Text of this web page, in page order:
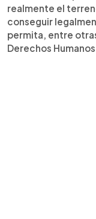
realmente el
conseguir
permita, entre
Derechos